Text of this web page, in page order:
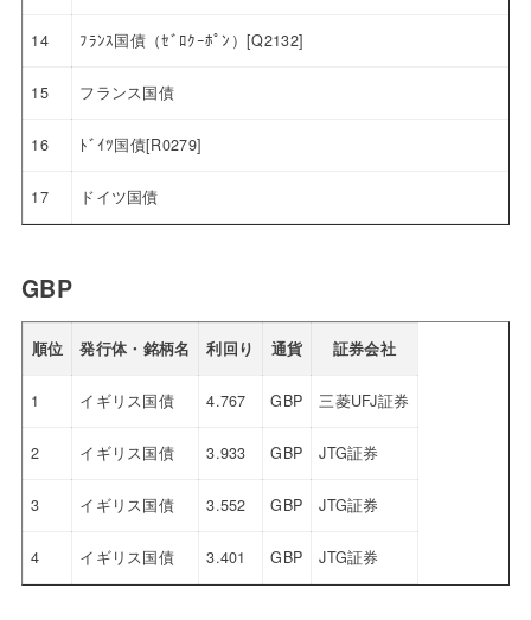
14 ﾌﾗﾝｽ国債（ｾﾞﾛｸｰﾎﾟﾝ）[Q2132]
15 フランス国債
16 ﾄﾞｲﾂ国債[R0279]
17 ドイツ国債
GBP
順位 発行体・銘柄名 利回り 通貨 証券会社
1 イギリス国債 4.767 GBP 三菱UFJ証券
2 イギリス国債 3.933 GBP JTG証券
3 イギリス国債 3.552 GBP JTG証券
4 イギリス国債 3.401 GBP JTG証券